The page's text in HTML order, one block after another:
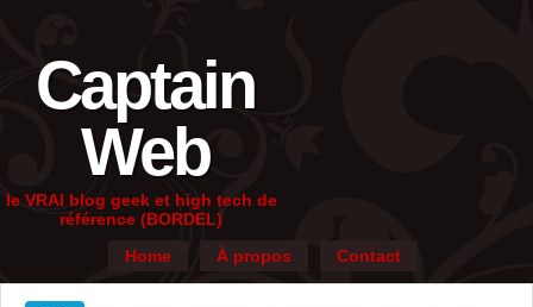
Captain
Web
le VRAI blog geek et high tech de
référence (BORDEL)
Home
À propos Contact